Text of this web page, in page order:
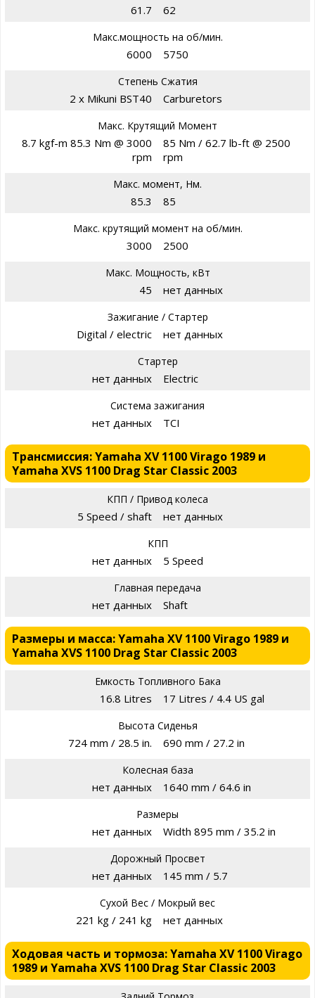
61.7 62
Макс.мощность на об/мин.
6000 5750
Степень Сжатия
2 x Mikuni BST40 Carburetors
Макс. Крутящий Момент
8.7 kgf-m 85.3 Nm @ 3000
rpm
85 Nm / 62.7 lb-ft @ 2500
rpm
Макс. момент, Нм.
85.3 85
Макс. крутящий момент на об/мин.
3000 2500
Макс. Мощность, кВт
45 нет данных
Зажигание / Стартер
Digital / electric нет данных
Стартер
нет данных Electric
Система зажигания
нет данных TCI
Трансмиссия: Yamaha XV 1100 Virago 1989 и
Yamaha XVS 1100 Drag Star Classic 2003
КПП / Привод колеса
5 Speed / shaft нет данных
КПП
нет данных 5 Speed
Главная передача
нет данных Shaft
Размеры и масса: Yamaha XV 1100 Virago 1989 и
Yamaha XVS 1100 Drag Star Classic 2003
Емкость Топливного Бака
16.8 Litres 17 Litres / 4.4 US gal
Высота Сиденья
724 mm / 28.5 in. 690 mm / 27.2 in
Колесная база
нет данных 1640 mm / 64.6 in
Размеры
нет данных Width 895 mm / 35.2 in
Дорожный Просвет
нет данных 145 mm / 5.7
Сухой Вес / Мокрый вес
221 kg / 241 kg нет данных
Ходовая часть и тормоза: Yamaha XV 1100 Virago
1989 и Yamaha XVS 1100 Drag Star Classic 2003